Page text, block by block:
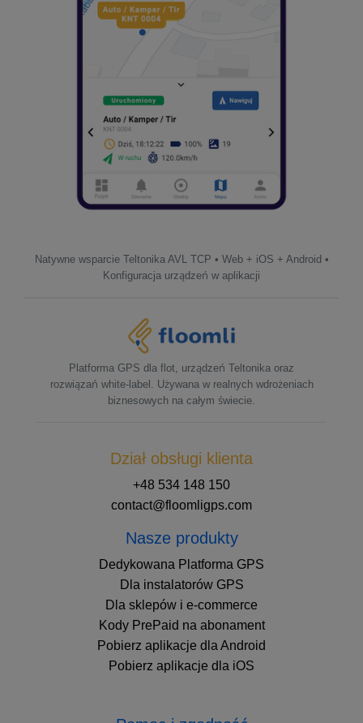
Natywne wsparcie Teltonika AVL TCP • Web + iOS + Android •
Konfiguracja urządzeń w aplikacji
Platforma GPS dla flot, urządzeń Teltonika oraz
rozwiązań white-label. Używana w realnych wdrożeniach
biznesowych na całym świecie.
Dział obsługi klienta
+48 534 148 150
contact@floomligps.com
Nasze produkty
Dedykowana Platforma GPS
Dla instalatorów GPS
Dla sklepów i e-commerce
Kody PrePaid na abonament
Pobierz aplikacje dla Android
Pobierz aplikacje dla iOS